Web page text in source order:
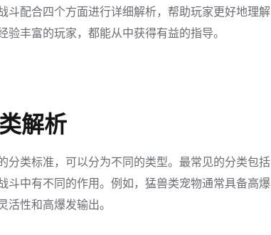
配合四个方面进行详细解析，帮助玩家更好地理解
丰富的玩家，都能从中获得有益的指导。
解析
分类标准，可以分为不同的类型。最常见的分类包括
中有不同的作用。例如，猛兽类宠物通常具备高爆
性和高爆发输出。